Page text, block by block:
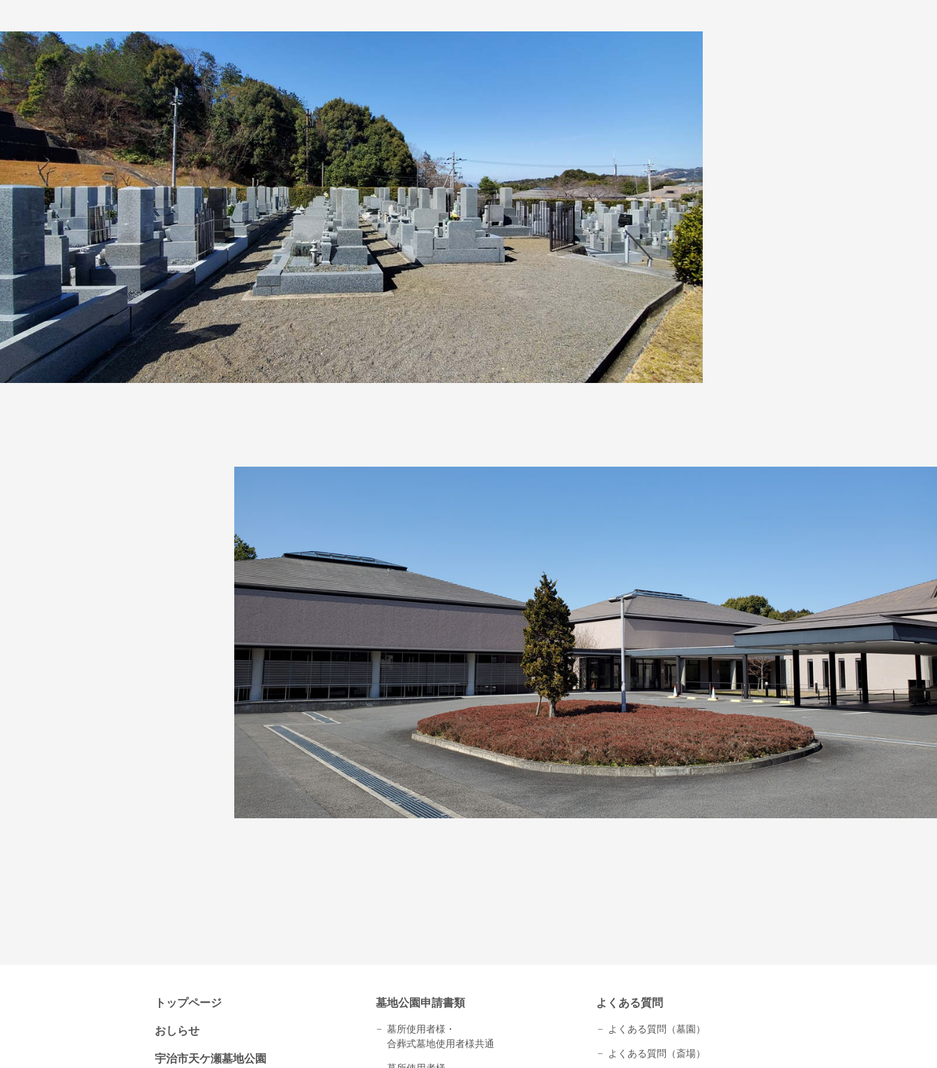
トップページ
おしらせ
宇治市天ケ瀬墓地公園
墓地公園申請書類
墓所使用者様・
合葬式墓地使用者様共通
よくある質問
よくある質問（墓園）
よくある質問（斎場）